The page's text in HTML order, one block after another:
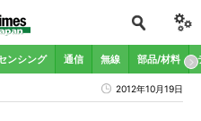
ンシング 通信 無線 部品/材料
2012年10月19日